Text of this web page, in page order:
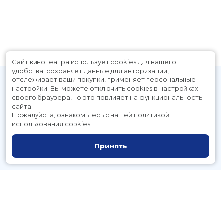
Расписание
Скоро в кино
Служба поддержки
Сайт кинотеатра использует cookies для вашего
удобства: сохраняет данные для авторизации,
отслеживает ваши покупки, применяет персональные
настройки. Вы можете отключить cookies в настройках
своего браузера, но это повлияет на функциональность
сайта.
Пожалуйста, ознакомьтесь с нашей политикой
использования cookies
Принять